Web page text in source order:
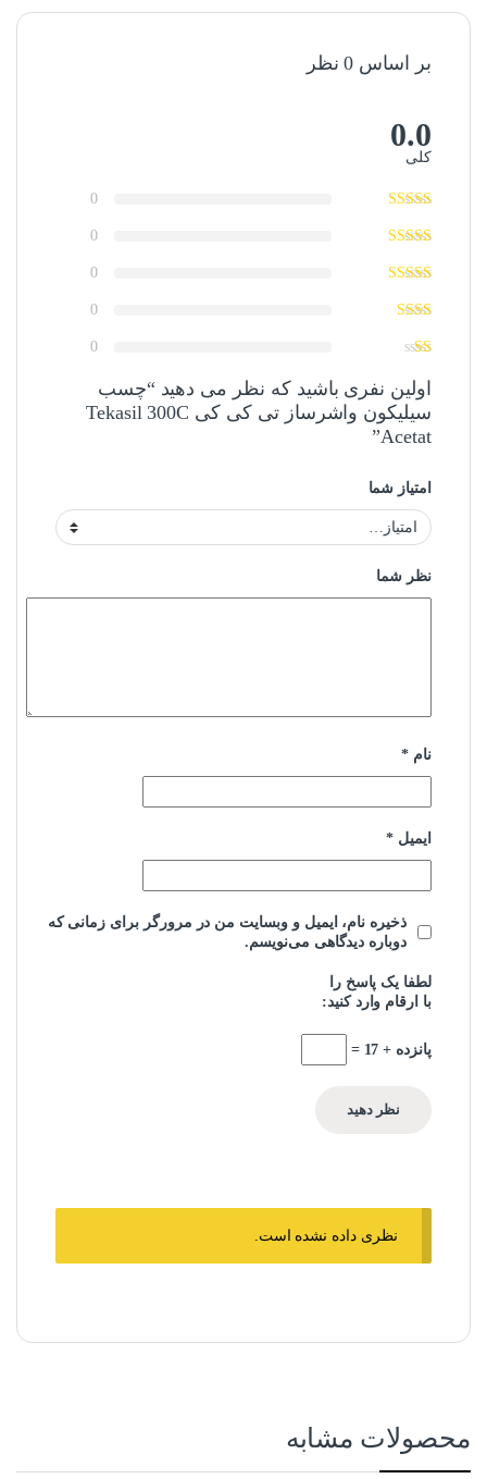
بر اساس 0 نظر
0.0
کلی
0
0
0
0
0
اولین نفری باشید که نظر می دهید “چسب
سیلیکون واشرساز تی کی کی Tekasil 300C
Acetat”
امتیاز شما
نظر شما
نام *
ایمیل *
ذخیره نام، ایمیل و وبسایت من در مرورگر برای زمانی که
دوباره دیدگاهی می‌نویسم.
لطفا یک پاسخ را
با ارقام وارد کنید:
پانزده + 17 =
نظری داده نشده است.
محصولات مشابه